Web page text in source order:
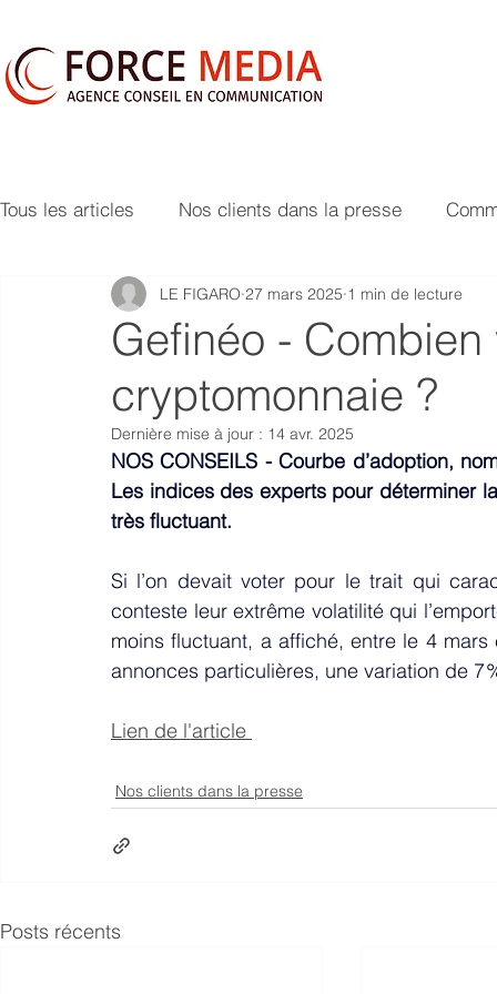
Tous les articles Nos clients dans la presse
Gefinéo -
cryptomonnaie ?
LE FIGARO 27 mars 2025 1 min de lecture
Dernière mise à jour : 14 avr. 2025
NOS CONSEILS - Courbe d’adoption,
Les indices des experts pour déterminer
très fluctuant.
Si l’on devait voter pour le trait qui
conteste leur extrême volatilité qui
moins fluctuant, a affiché, entre le 4
annonces particulières, une variation de 7
Lien de l'article
Nos clients dans la presse
Posts récents